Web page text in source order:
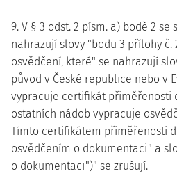
9. V § 3 odst. 2 písm. a) bodě 2
nahrazují slovy "bodu 3 přílohy č.
osvědčení, které" se nahrazují
původ v České republice nebo v
vypracuje certifikát přiměřenosti
ostatních nádob vypracuje
Tímto certifikátem přiměřenosti
osvědčením o dokumentaci" a
o dokumentaci")" se zrušují.